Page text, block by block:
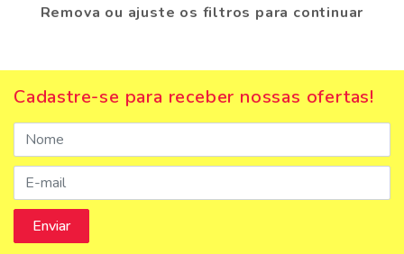
Remova ou ajuste os filtros para continuar
Cadastre-se para receber nossas ofertas!